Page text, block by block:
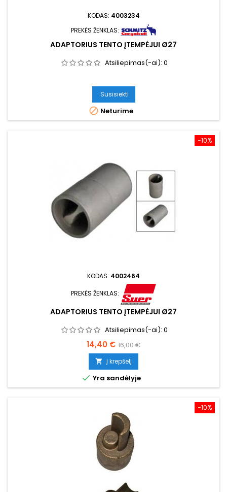
KODAS: 4003234
PREKĖS ŽENKLAS:
ADAPTORIUS TENTO ĮTEMPĖJUI Ø27
Atsiliepimas(-ai): 0
Susisiekti
 Neturime
−10%
KODAS: 4002464
PREKĖS ŽENKLAS:
ADAPTORIUS TENTO ĮTEMPĖJUI Ø27
Atsiliepimas(-ai): 0
Kaina
14,40 € Bazinė
kaina
16,00 €
 Į krepšelį
 Yra sandėlyje
−10%